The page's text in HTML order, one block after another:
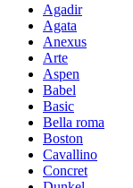
Agadir
Agata
Anexus
Arte
Aspen
Babel
Basic
Bella roma
Boston
Cavallino
Concret